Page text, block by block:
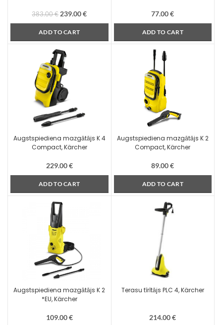
383.00€ 239.00€
ADD TO CART
77.00€
ADD TO CART
Augstspiediena mazgātājs K 4
Compact, Kärcher
229.00€
ADD TO CART
Augstspiediena mazgātājs K 2
Compact, Kärcher
89.00€
ADD TO CART
Augstspiediena mazgātājs K 2
*EU, Kärcher
109.00€
Terasu tīrītājs PLC 4, Kärcher
214.00€